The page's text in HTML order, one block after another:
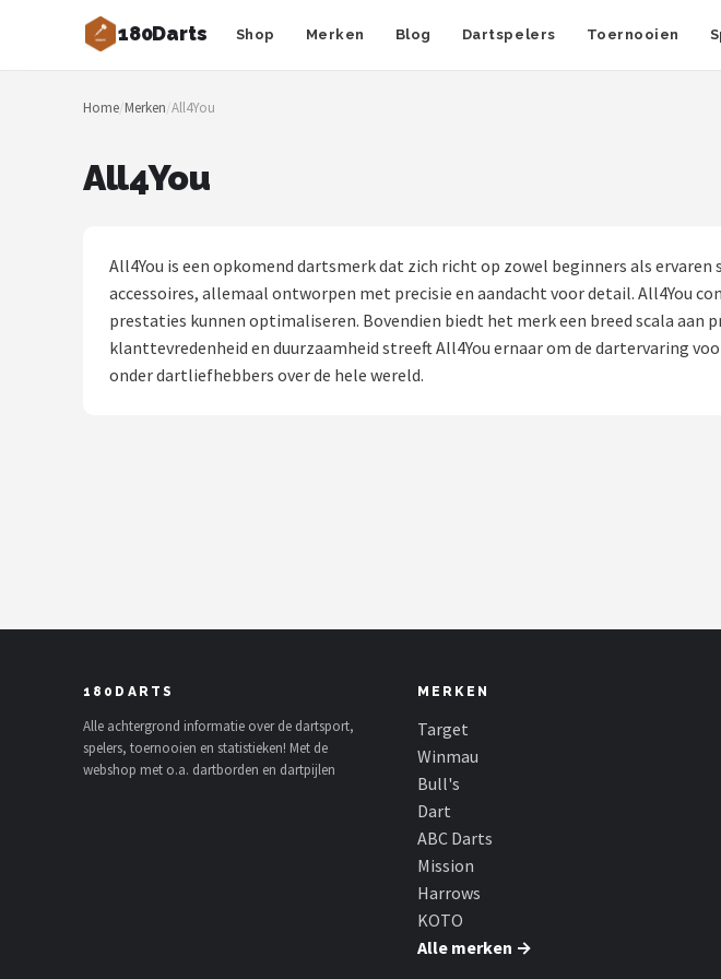
180Darts Shop Merken Blog Dartspelers Toernooien
Zoeken
NAVIGATIE
Dartspelers
Toernooien
Bull's
Home/Merken/All4You
All4You
All4You is een opkomend dartsmerk dat zich richt op zowel beginners als
accessoires, allemaal ontworpen met precisie en aandacht voor detail. All4You
prestaties kunnen optimaliseren. Bovendien biedt het merk een breed scala
klanttevredenheid en duurzaamheid streeft All4You ernaar om de dartervaring
onder dartliefhebbers over de hele wereld.
180DARTS
Alle achtergrond informatie over de dartsport,
spelers, toernooien en statistieken! Met de
webshop met o.a. dartborden en dartpijlen
MERKEN
Target
Winmau
Bull's
Dart
ABC Darts
Mission
Harrows
KOTO
Alle merken →